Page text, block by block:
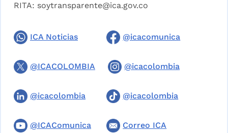
RITA: soytransparente@ica.gov.co
ICA Noticias @icacomunica
@ICACOLOMBIA @icacolombia
@icacolombia @icacolombia
@ICAComunica Correo ICA